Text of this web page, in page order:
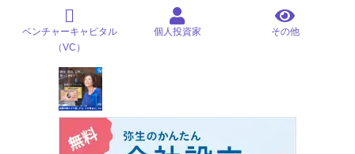
ベンチャーキャピタル
（VC）
個人投資家 その他